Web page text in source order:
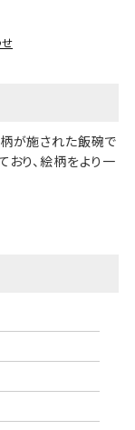
が施された飯碗で
り、絵柄をより一